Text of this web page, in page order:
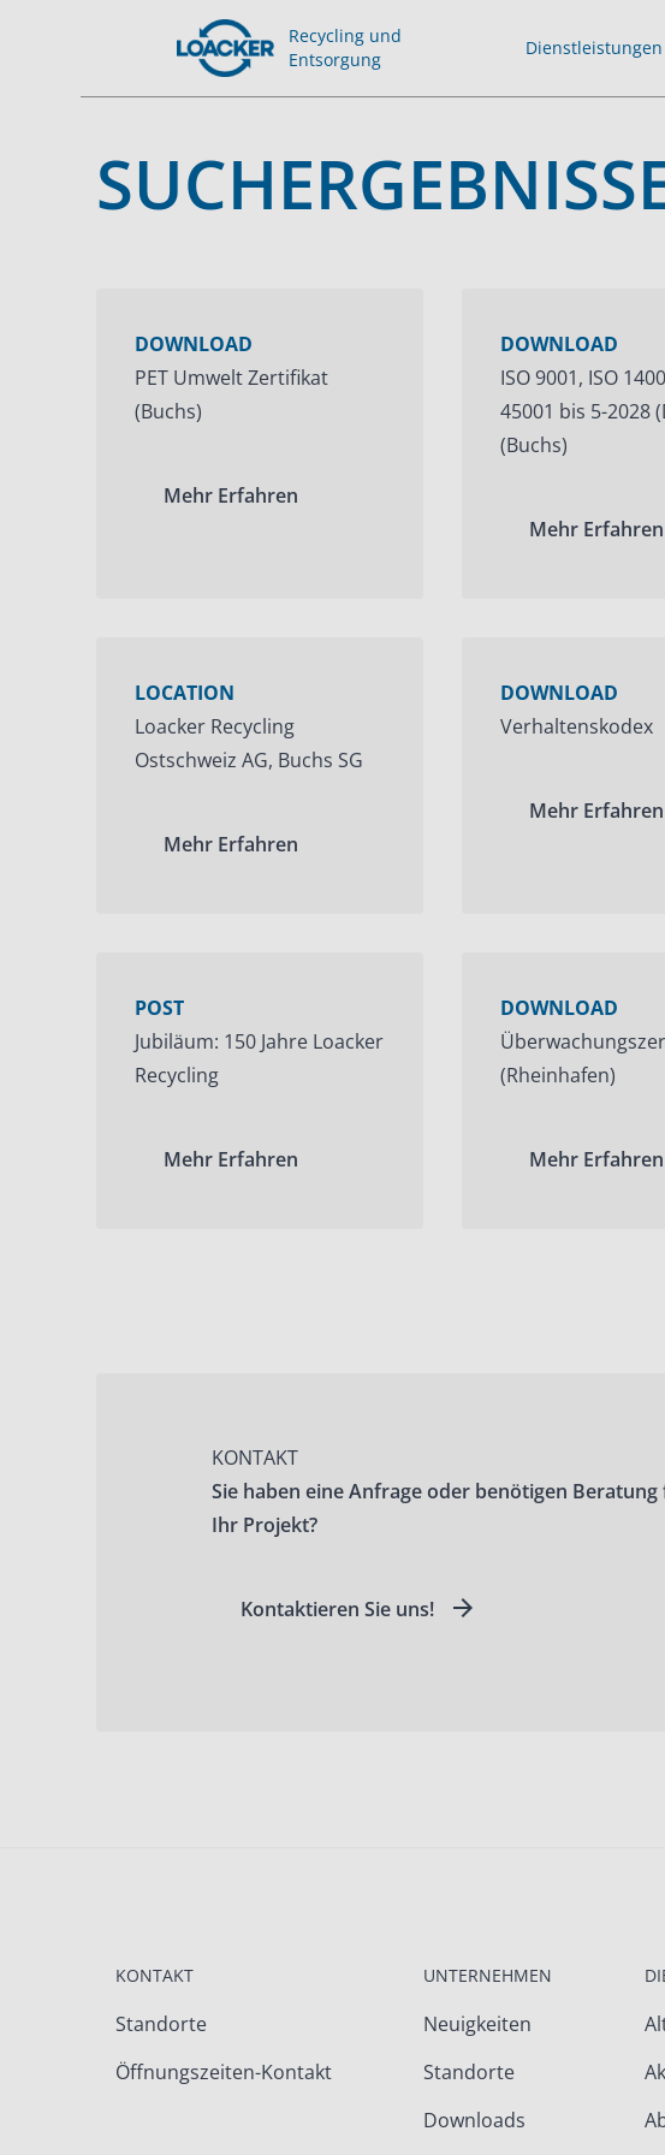
Recycling und
Entsorgung
Dienstleistungen
DOWNLOAD
PET Umwelt Zertifikat
(Buchs)
Mehr Erfahren
DOWNLOAD
ISO 9001, ISO
45001 bis 5-2028
(Buchs)
Mehr Erfahren
LOCATION
Loacker Recycling
Ostschweiz AG, Buchs SG
Mehr Erfahren
DOWNLOAD
Verhaltenskodex
Mehr Erfahren
POST
Jubiläum: 150 Jahre Loacker
Recycling
Mehr Erfahren
DOWNLOAD
(Rheinhafen)
Mehr Erfahren
KONTAKT
Sie haben eine Anfrage oder benötigen
Ihr Projekt?
Kontaktieren Sie uns!
KONTAKT
Standorte
Öffnungszeiten-Kontakt
UNTERNEHMEN
Neuigkeiten
Standorte
Downloads